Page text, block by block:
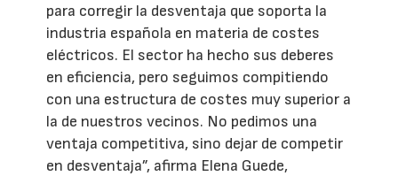
para corregir la desventaja que soporta la
industria española en materia de costes
eléctricos. El sector ha hecho sus deberes
en eficiencia, pero seguimos compitiendo
con una estructura de costes muy superior a
la de nuestros vecinos. No pedimos una
ventaja competitiva, sino dejar de competir
en desventaja”, afirma Elena Guede,